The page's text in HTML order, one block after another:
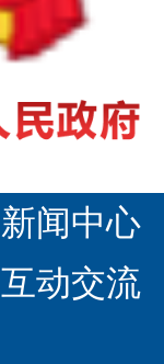
新闻中心
互动交流